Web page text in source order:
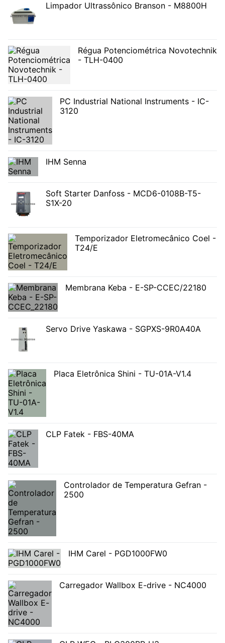
Limpador Ultrassônico Branson - M8800H
Régua Potenciométrica Novotechnik
- TLH-0400
PC Industrial National Instruments - IC-
3120
IHM Senna
Soft Starter Danfoss - MCD6-0108B-T5-
S1X-20
Temporizador Eletromecânico Coel -
T24/E
Membrana Keba - E-SP-CCEC/22180
Servo Drive Yaskawa - SGPXS-9R0A40A
Placa Eletrônica Shini - TU-01A-V1.4
CLP Fatek - FBS-40MA
Controlador de Temperatura Gefran -
2500
IHM Carel - PGD1000FW0
Carregador Wallbox E-drive - NC4000